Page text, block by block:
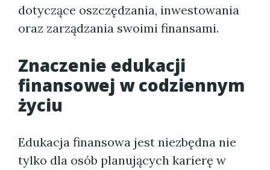
dotyczące oszczędzania, inwestowania
oraz zarządzania swoimi finansami.
Znaczenie edukacji
finansowej w codziennym
życiu
Edukacja finansowa jest niezbędna nie
tylko dla osób planujących karierę w